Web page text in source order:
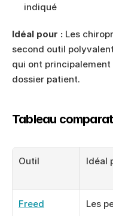
indiqué
Idéal pour : Les
second outil
qui ont
dossier patient.
Tableau
Outil Idéal
Freed
Les